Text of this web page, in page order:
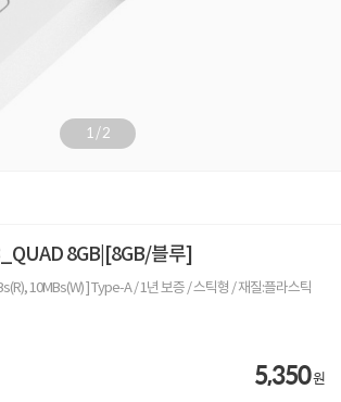
1/2
8GB|[8GB/블루]
10MBs(W) ] Type-A / 1년 보증 / 스틱형 / 재질:플라스틱
5,350원